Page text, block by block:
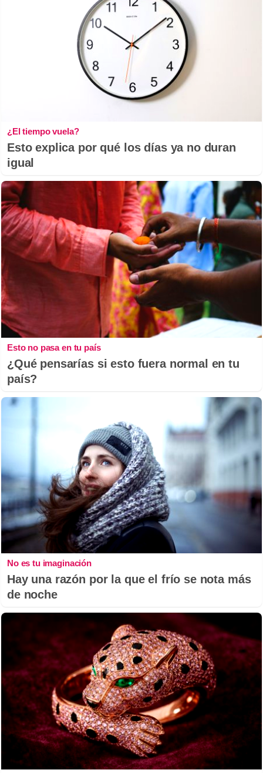
¿El tiempo vuela?
Esto explica por qué los días ya no duran
igual
Esto no pasa en tu país
¿Qué pensarías si esto fuera normal en tu
país?
No es tu imaginación
Hay una razón por la que el frío se nota más
de noche